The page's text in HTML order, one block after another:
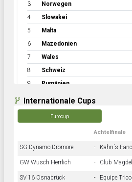
3 Norwegen
4 Slowakei
5 Malta
6 Mazedonien
7 Wales
8 Schweiz
9 Rumänien
Internationale Cups
Eurocup
Achtelfinale
SG Dynamo Dromore - Kahn´s
GW Wusch Herrlich - Club
SV 16 Osnabrück - Equipe